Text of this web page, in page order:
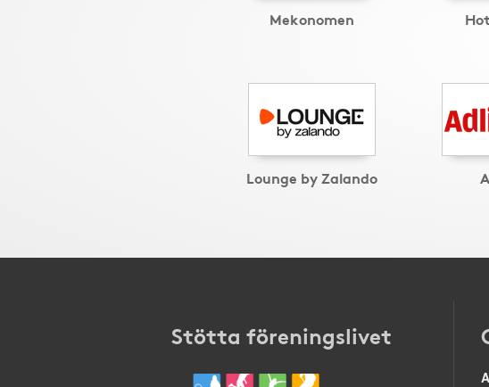
Mekonomen
Lounge by Zalando
Stötta föreningslivet